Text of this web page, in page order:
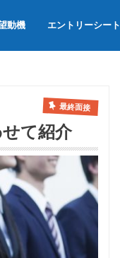
動機
動機の書き方
動機の例文
エントリーシート
最終面接
て紹介